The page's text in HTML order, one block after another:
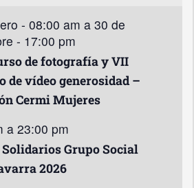
- 08:00 am a 30 de
- 17:00 pm
de fotografía y VII
de vídeo generosidad –
Cermi Mujeres
a 23:00 pm
Grupo Social
2026